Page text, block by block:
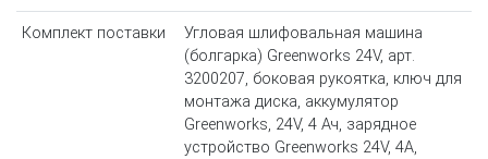
Комплект поставки
Угловая шлифовальная машина
(болгарка) Greenworks 24V, арт.
3200207, боковая рукоятка, ключ для
монтажа диска, аккумулятор
Greenworks, 24V, 4 Ач, зарядное
устройство Greenworks 24V, 4А,